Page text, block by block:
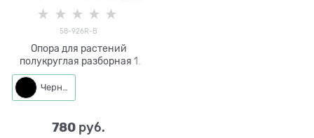
58-926R-B
Опора для растений
полукруглая разборная 1
секция 58-926R-B металл
h=60 см
Черный
780 руб.